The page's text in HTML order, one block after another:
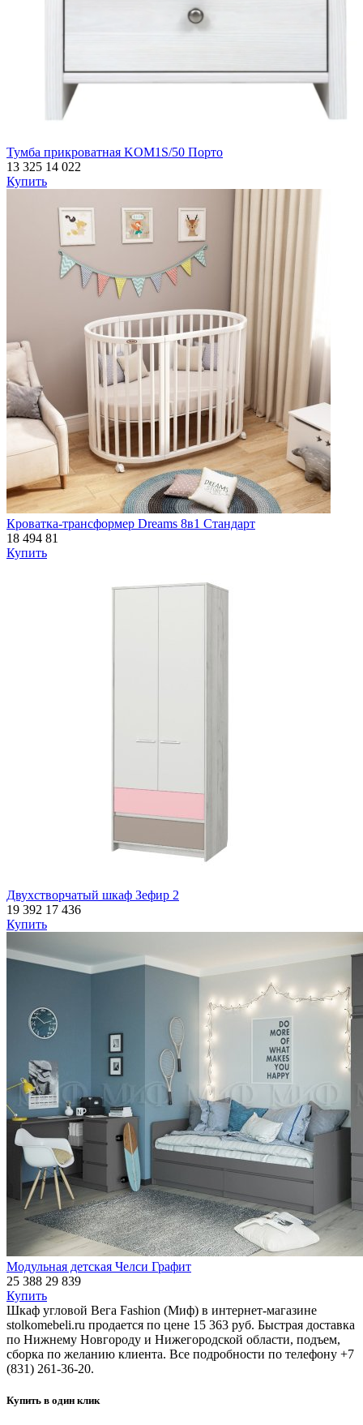
Тумба прикроватная KOM1S/50 Порто
13 325 14 022
Купить
Кроватка-трансформер Dreams 8в1 Стандарт
18 494 81
Купить
Двухстворчатый шкаф Зефир 2
19 392 17 436
Купить
Модульная детская Челси Графит
25 388 29 839
Купить
Шкаф угловой Вега Fashion (Миф) в интернет-магазине
stolkomebeli.ru продается по цене 15 363 руб. Быстрая доставка
по Нижнему Новгороду и Нижегородской области, подъем,
сборка по желанию клиента. Все подробности по телефону +7
(831) 261-36-20.
Купить в один клик